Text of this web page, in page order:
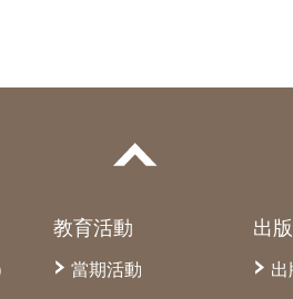
教育活動
當期活動
出
出